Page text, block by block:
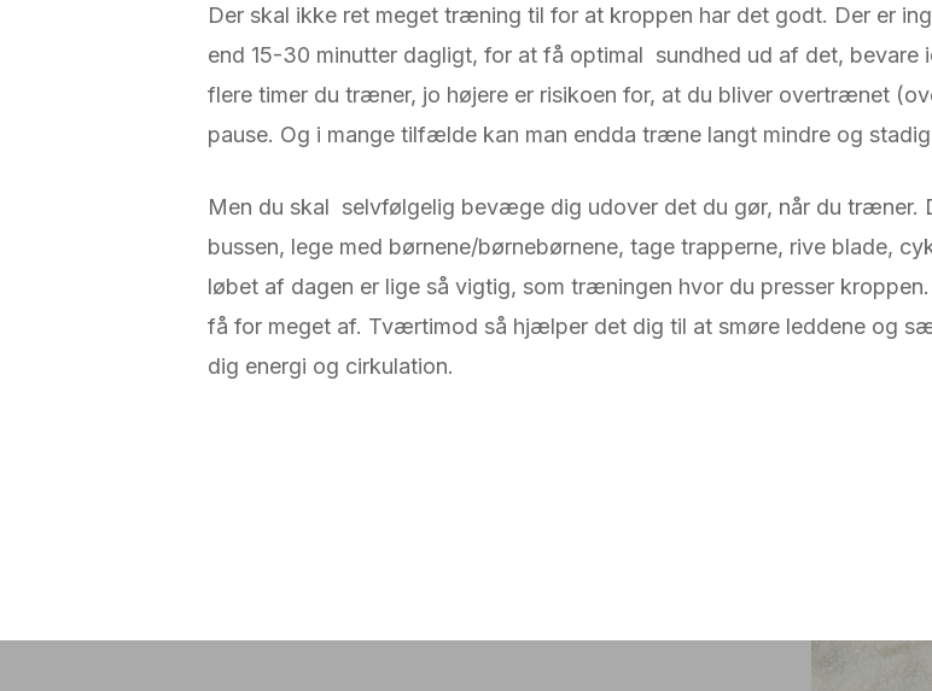
Der skal ikke ret meget træning til for at kroppen har det godt. Der er
end 15-30 minutter dagligt, for at få optimal sundhed ud af det,
flere timer du træner, jo højere er risikoen for, at du bliver overtrænet
pause. Og i mange tilfælde kan man endda træne langt mindre og
Men du skal selvfølgelig bevæge dig udover det du gør, når du træner.
bussen, lege med børnene/børnebørnene, tage trapperne, rive blade,
løbet af dagen er lige så vigtig, som træningen hvor du presser
få for meget af. Tværtimod så hjælper det dig til at smøre leddene og
dig energi og cirkulation.